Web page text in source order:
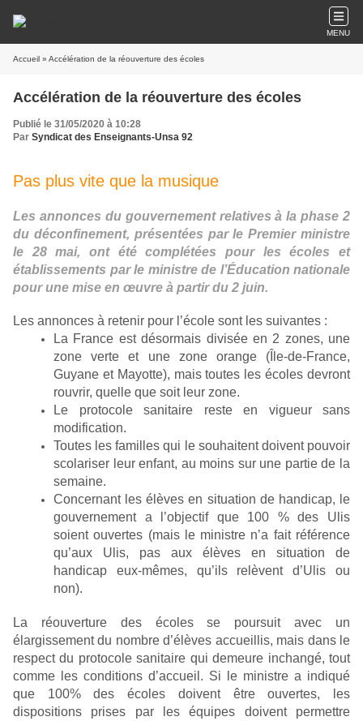
MENU
Accueil » Accélération de la réouverture des écoles
Accélération de la réouverture des écoles
Publié le 31/05/2020 à 10:28
Par Syndicat des Enseignants-Unsa 92
Pas plus vite que la musique
Les annonces du gouvernement relatives à la phase 2
du déconfinement, présentées par le Premier ministre
le 28 mai, ont été complétées pour les écoles et
établissements par le ministre de l’Éducation nationale
pour une mise en œuvre à partir du 2 juin.
Les annonces à retenir pour l’école sont les suivantes :
La France est désormais divisée en 2 zones, une
zone verte et une zone orange (Île-de-France,
Guyane et Mayotte), mais toutes les écoles devront
rouvrir, quelle que soit leur zone.
Le protocole sanitaire reste en vigueur sans
modification.
Toutes les familles qui le souhaitent doivent pouvoir
scolariser leur enfant, au moins sur une partie de la
semaine.
Concernant les élèves en situation de handicap, le
gouvernement a l’objectif que 100 % des Ulis
soient ouvertes (mais le ministre n’a fait référence
qu’aux Ulis, pas aux élèves en situation de
handicap eux-mêmes, qu’ils relèvent d’Ulis ou
non).
La réouverture des écoles se poursuit avec un
élargissement du nombre d’élèves accueillis, mais dans le
respect du protocole sanitaire qui demeure inchangé, tout
comme les conditions d’accueil. Si le ministre a indiqué
que 100% des écoles doivent être ouvertes, les
dispositions prises par les équipes doivent permettre